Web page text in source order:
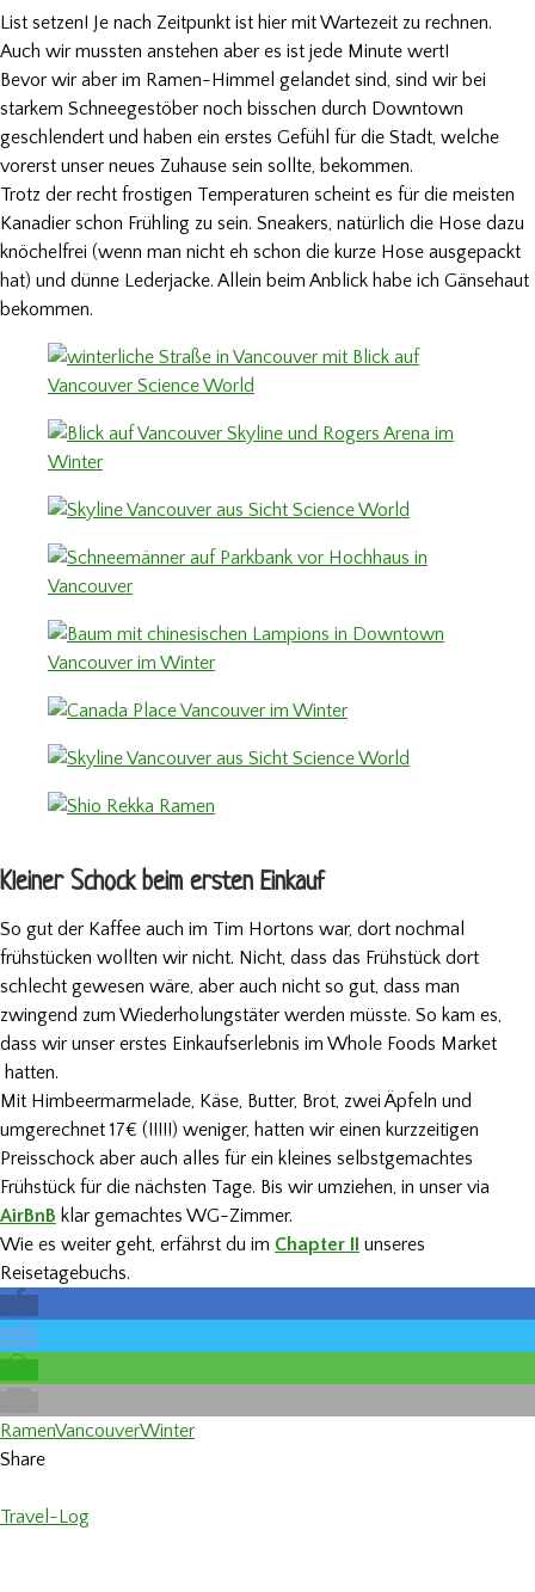
List setzen! Je nach Zeitpunkt ist hier mit Wartezeit zu rechnen.
Auch wir mussten anstehen aber es ist jede Minute wert!
Bevor wir aber im Ramen-Himmel gelandet sind, sind wir bei
starkem Schneegestöber noch bisschen durch Downtown
geschlendert und haben ein erstes Gefühl für die Stadt, welche
vorerst unser neues Zuhause sein sollte, bekommen.
Trotz der recht frostigen Temperaturen scheint es für die meisten
Kanadier schon Frühling zu sein. Sneakers, natürlich die Hose dazu
knöchelfrei (wenn man nicht eh schon die kurze Hose ausgepackt
hat) und dünne Lederjacke. Allein beim Anblick habe ich Gänsehaut
bekommen.
Kleiner Schock beim ersten Einkauf
So gut der Kaffee auch im Tim Hortons war, dort nochmal
frühstücken wollten wir nicht. Nicht, dass das Frühstück dort
schlecht gewesen wäre, aber auch nicht so gut, dass man
zwingend zum Wiederholungstäter werden müsste. So kam es,
dass wir unser erstes Einkaufserlebnis im Whole Foods Market
hatten.
Mit Himbeermarmelade, Käse, Butter, Brot, zwei Äpfeln und
umgerechnet 17€ (!!!!!) weniger, hatten wir einen kurzzeitigen
Preisschock aber auch alles für ein kleines selbstgemachtes
Frühstück für die nächsten Tage. Bis wir umziehen, in unser via
AirBnB klar gemachtes WG-Zimmer.
Wie es weiter geht, erfährst du im Chapter II unseres
Reisetagebuchs.
RamenVancouverWinter
Share
Travel-Log